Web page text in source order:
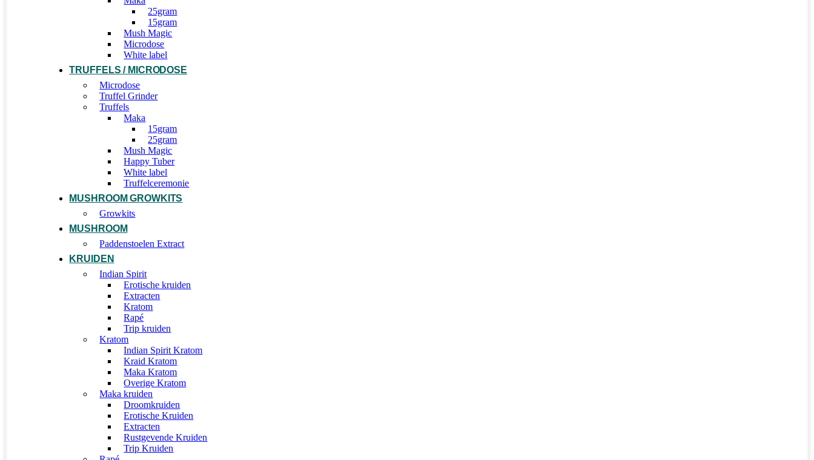
25gram
15gram
Mush Magic
Microdose
White label
TRUFFELS / MICRODOSE
Microdose
Truffel Grinder
Truffels
Maka
15gram
25gram
Mush Magic
Happy Tuber
White label
Truffelceremonie
MUSHROOM GROWKITS
Growkits
MUSHROOM
Paddenstoelen Extract
KRUIDEN
Indian Spirit
Erotische kruiden
Extracten
Kratom
Rapé
Trip kruiden
Kratom
Indian Spirit Kratom
Kraid Kratom
Maka Kratom
Overige Kratom
Maka kruiden
Droomkruiden
Erotische Kruiden
Extracten
Rustgevende Kruiden
Trip Kruiden